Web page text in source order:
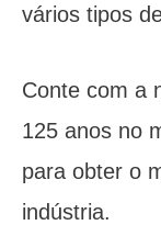
vários tipos
Conte com a
125 anos no
para obter o
indústria.